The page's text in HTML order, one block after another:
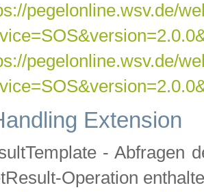
pegelonline.wsv.de/
pegelonline.wsv.de/
Extension
- Abfragen
Operation